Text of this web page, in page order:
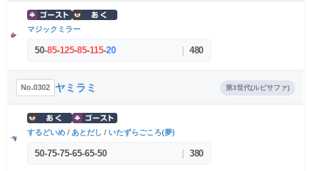
マジックミラー
50-85-125-85-115-20 480
No.0302 ヤミラミ 第3世代(ルビサファ)
するどいめ / あとだし / いたずらごころ(夢)
50-75-75-65-65-50 380